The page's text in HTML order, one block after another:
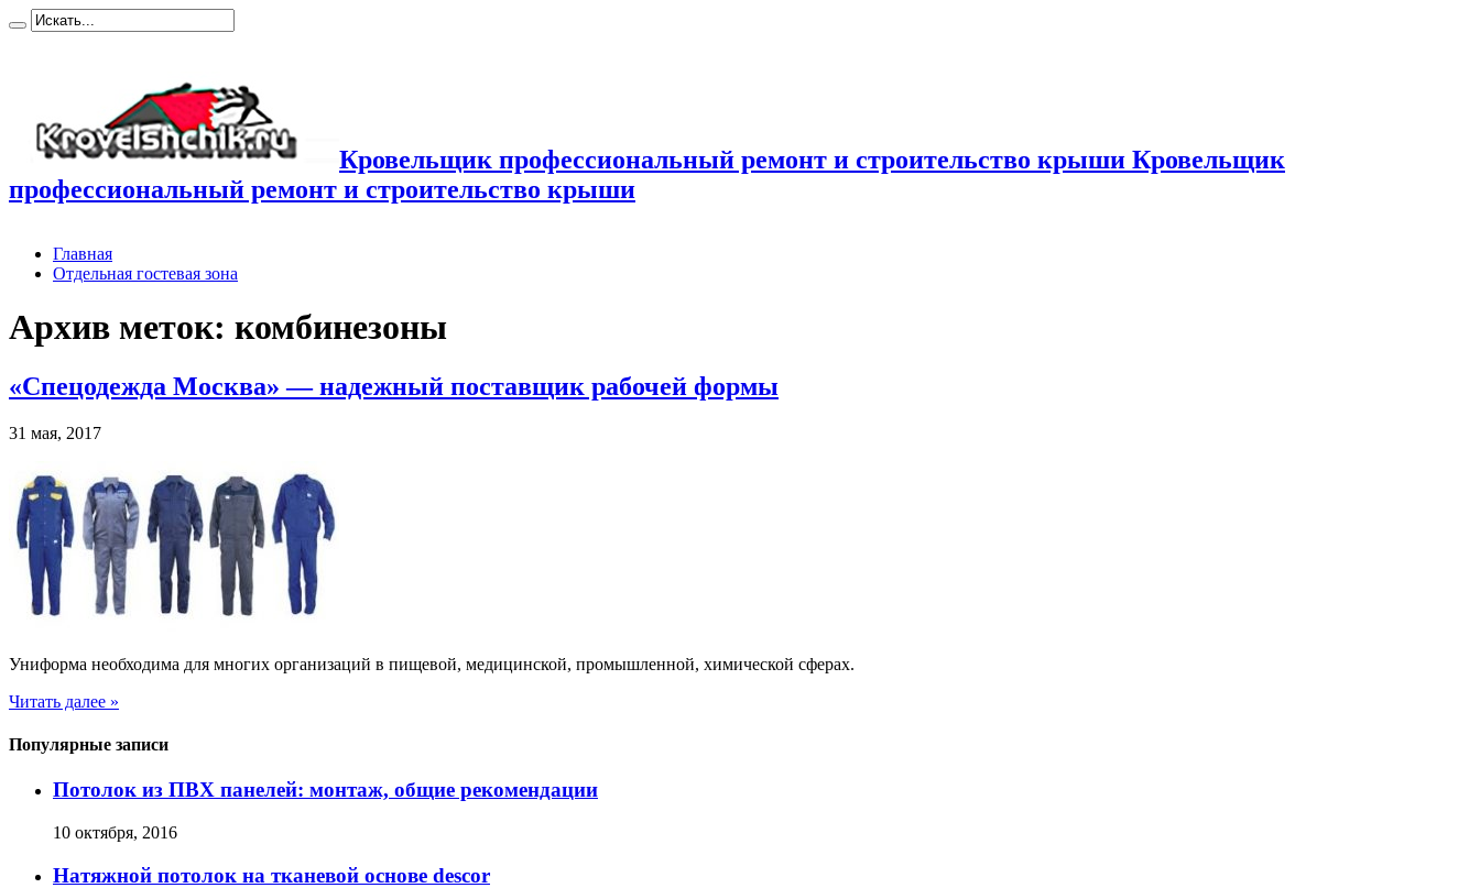
Кровельщик профессиональный ремонт и строительство крыши Кровельщик
профессиональный ремонт и строительство крыши
Главная
Отдельная гостевая зона
Архив меток: комбинезоны
«Спецодежда Москва» — надежный поставщик рабочей формы
31 мая, 2017
Униформа необходима для многих организаций в пищевой, медицинской, промышленной, химической сферах.
Читать далее »
Популярные записи
Потолок из ПВХ панелей: монтаж, общие рекомендации
10 октября, 2016
Натяжной потолок на тканевой основе descor